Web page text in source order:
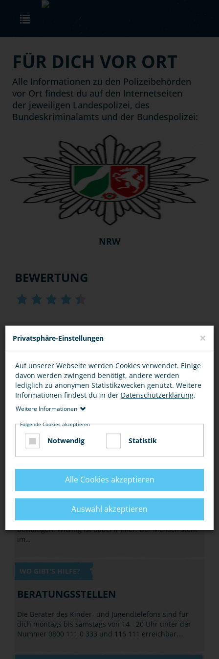
Skip to main content
FÜR DICH VOR ORT
Alle Informationen zu den Polizeibehörden
vor Ort findest du auf den Internetseiten
der jeweiligen Landespolizei, des
Bundeskriminalamts und der Bundespolizei:
NRW
next
BEWERTUNG
DIESEN ARTIKEL ...
DEINE POLIZEI
AUFGABEN
Der Mensch steht im Mittelpunkt
Die Polizei muss viele unterschiedliche Aufgaben
bewältigen. Wichtig ist dabei immer: Der Mensch steht
im…
WO GIBT'S HILFE?
BERATUNGSSTELLEN
Die Berater des Kinder- und Jugendtelefons sind für
dich montags bis samstags von 14 - 20 Uhr unter der
Nummer 0800 111 0 333 und 116 111 erreichbar.…
Privatsphäre-Einstellungen ×
Auf unserer Webseite werden Cookies verwendet. Einige
davon werden zwingend benötigt, andere werden
lediglich zu anonymen Statistikzwecken genutzt. Weitere
Informationen findest du in der Datenschutzerklärung.
Weitere Informationen
Folgende Cookies akzeptieren
Notwendig Statistik
Alle Cookies akzeptieren
Auswahl akzeptieren